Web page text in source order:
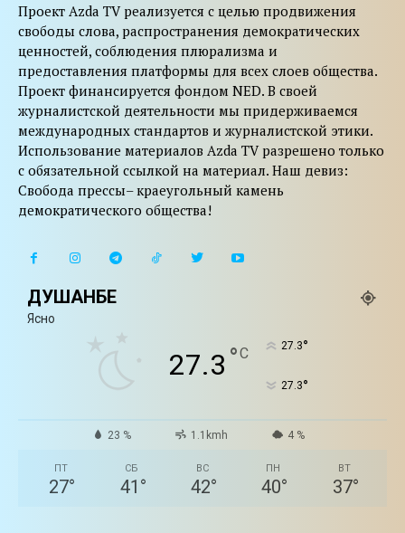
Проект Azda TV реализуется с целью продвижения
свободы слова, распространения демократических
ценностей, соблюдения плюрализма и
предоставления платформы для всех слоев общества.
Проект финансируется фондом NED. В своей
журналистской деятельности мы придерживаемся
международных стандартов и журналистской этики.
Использование материалов Azda TV разрешено только
с обязательной ссылкой на материал. Наш девиз:
Свобода прессы– краеугольный камень
демократического общества!
ДУШАНБЕ
Ясно
27.3 °C 27.3°
27.3°
23 % 1.1kmh 4 %
ПТ
27°
СБ
41 °
ВС
42°
ПН
40°
ВТ
37°